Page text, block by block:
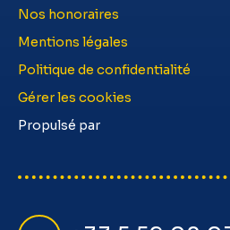
Nos honoraires
Mentions légales
Politique de confidentialité
Gérer les cookies
Propulsé par